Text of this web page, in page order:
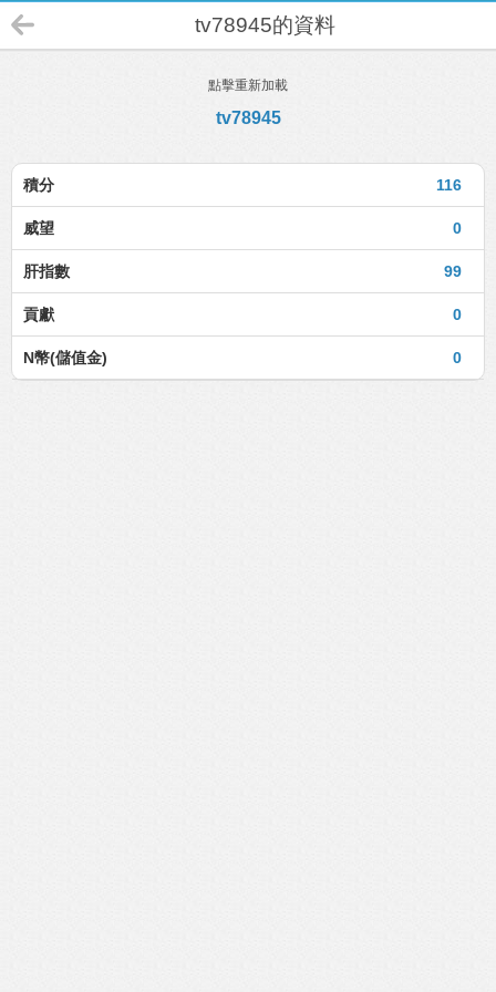
tv78945的資料
點擊重新加載
tv78945
116
積分
0
威望
99
肝指數
0
貢獻
0
N幣(儲值金)